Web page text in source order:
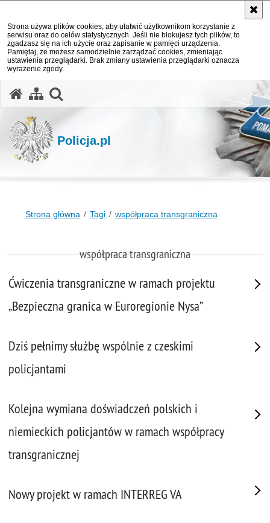
Strona używa plików cookies, aby ułatwić użytkownikom korzystanie z
serwisu oraz do celów statystycznych. Jeśli nie blokujesz tych plików, to
zgadzasz się na ich użycie oraz zapisanie w pamięci urządzenia.
Pamiętaj, że możesz samodzielnie zarządzać cookies, zmieniając
ustawienia przeglądarki. Brak zmiany ustawienia przeglądarki oznacza
wyrażenie zgody.
Policja.pl
Strona główna Tagi współpraca transgraniczna
współpraca transgraniczna
Ćwiczenia transgraniczne w ramach projektu
„Bezpieczna granica w Euroregionie Nysa”
Dziś pełnimy służbę wspólnie z czeskimi
policjantami
Kolejna wymiana doświadczeń polskich i
niemieckich policjantów w ramach współpracy
transgranicznej
Nowy projekt w ramach INTERREG VA